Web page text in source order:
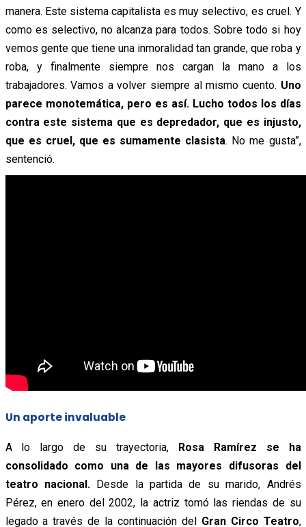
manera. Este sistema capitalista es muy selectivo, es cruel. Y
como es selectivo, no alcanza para todos. Sobre todo si hoy
vemos gente que tiene una inmoralidad tan grande, que roba y
roba, y finalmente siempre nos cargan la mano a los
trabajadores. Vamos a volver siempre al mismo cuento. Uno
parece monotemática, pero es así. Lucho todos los días
contra este sistema que es depredador, que es injusto,
que es cruel, que es sumamente clasista. No me gusta”,
sentenció.
Un aporte invaluable
A lo largo de su trayectoria,
Rosa Ramírez se ha
consolidado como una de las mayores difusoras del
teatro nacional.Desde la partida de su marido, Andrés
Pérez, en enero del 2002, la actriz tomó las riendas de su
legado a través de la continuación del Gran Circo Teatro,